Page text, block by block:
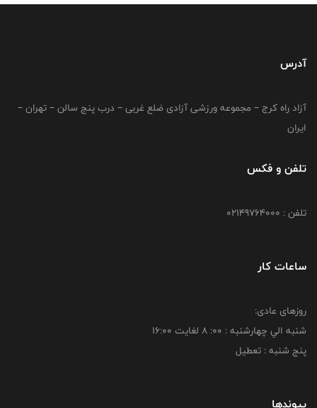
آدرس
آزاد راه کرج – مجموعه ورزشی آزادی ضلع غربی – درب پنج سالن – تهران –
ایران
تلفن و فکس
تلفن : 02149764000
ساعات کار
روزهای عادی:
شنبه الي چهارشنبه : 00: 8 لغايت 16:00
پنج شنبه : تعطیل